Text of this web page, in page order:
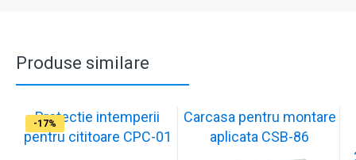
Produse similare
-17%
Protectie intemperii
pentru cititoare CPC-01
-17%
Carcasa pentru montare
aplicata CSB-86
-17%
-17%
-17%
-17%
-17%
-17%
-17%
-17%